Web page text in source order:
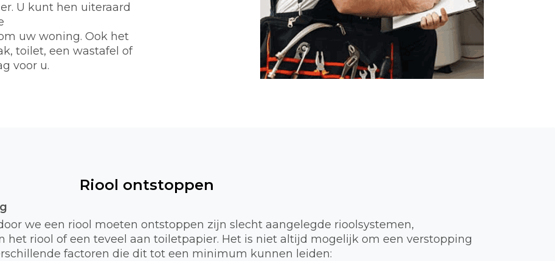
U kunt hen uiteraard
uw woning. Ook het
toilet, een wastafel of
voor u.
Riool ontstoppen
we een riool moeten ontstoppen zijn slecht aangelegde rioolsystemen,
het riool of een teveel aan toiletpapier. Het is niet altijd mogelijk om een verstopping
factoren die dit tot een minimum kunnen leiden: